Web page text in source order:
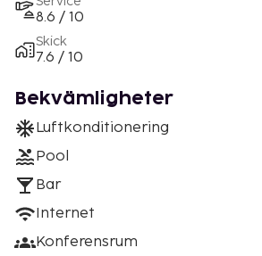
8.6 / 10
Skick
7.6 / 10
Bekvämligheter
Luftkonditionering
Pool
Bar
Internet
Konferensrum